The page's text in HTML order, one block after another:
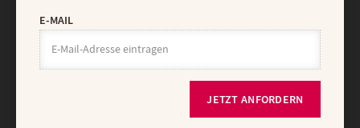
E-MAIL
JETZT ANFORDERN